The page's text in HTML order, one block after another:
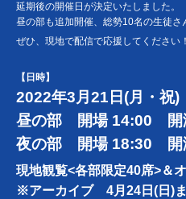
延期後の開催日が決定いたしました。
昼の部も追加開催、総勢10名の生徒さ
ぜひ、現地で配信で応援してください！
【日時】
2022年3月21日(月・祝)
昼の部 開場 14:00 開
夜の部 開場 18:30 開
現地観覧<各部限定40席>＆
※アーカイブ 4月24日(日)